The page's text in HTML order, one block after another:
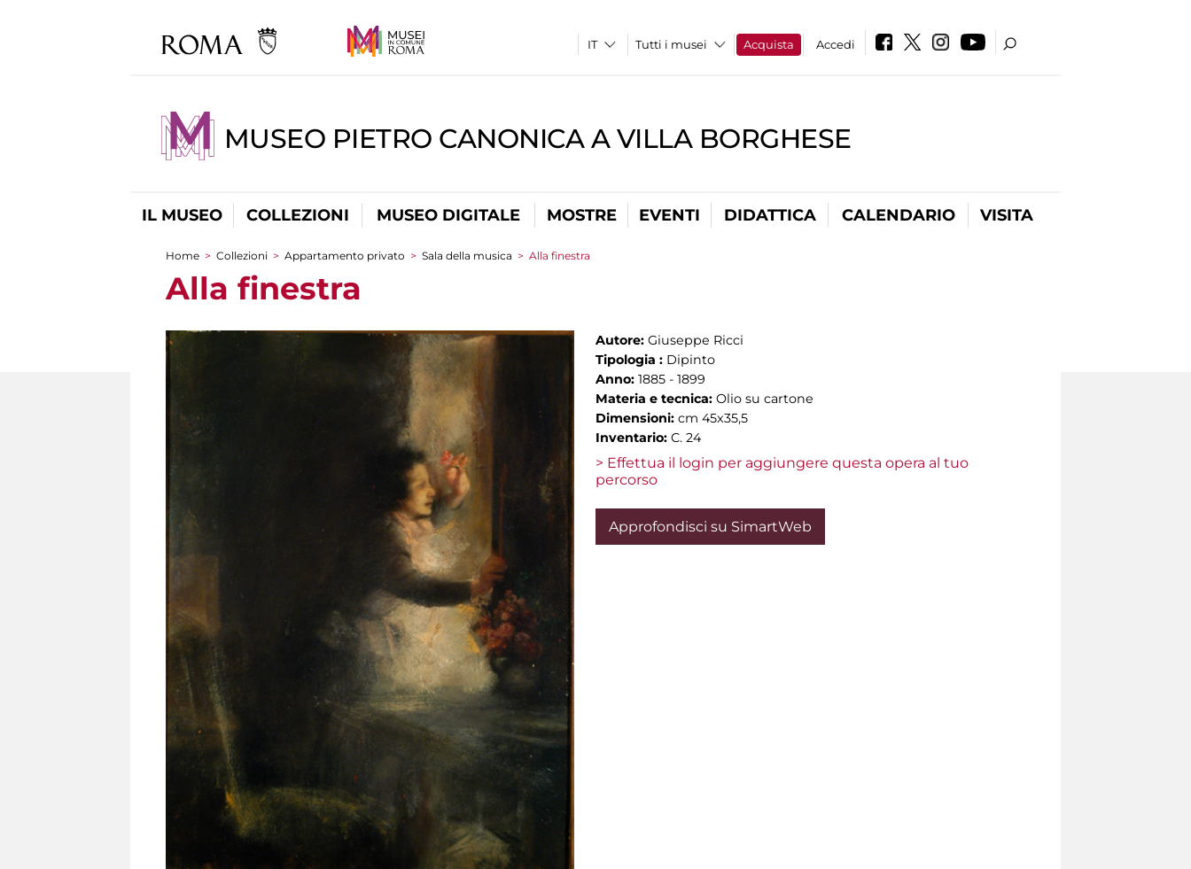
Tutti i musei Acquista Accedi
MUSEO PIETRO CANONICA A VILLA BORGHESE
IL MUSEO COLLEZIONI MUSEO DIGITALE MOSTRE EVENTI DIDATTICA CALENDARIO VISITA
Tu sei qui
Home > Collezioni > Appartamento privato > Sala della musica > Alla finestra
Alla finestra
Autore: Giuseppe Ricci
Tipologia : Dipinto
Anno: 1885 - 1899
Materia e tecnica: Olio su cartone
Dimensioni: cm 45x35,5
Inventario: C. 24
> Effettua il login per aggiungere questa opera al tuo
percorso
Approfondisci su SimartWeb